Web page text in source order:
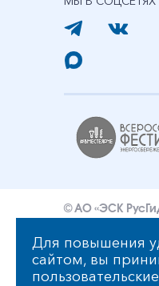
© АО «ЭСК
Уведомление об
Политика
Для повышения
сайтом, вы